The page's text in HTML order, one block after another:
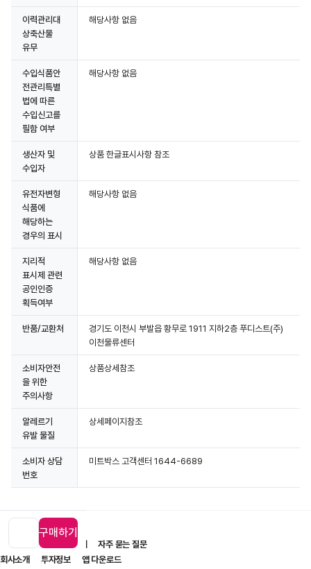
이력관리대
상축산물
유무
해당사항 없음
수입식품안
전관리특별
법에 따른
수입신고를
필함 여부
해당사항 없음
생산자 및
수입자
상품 한글표시사항 참조
유전자변형
식품에
해당하는
경우의 표시
해당사항 없음
지리적
표시제 관련
공인인증
획득여부
해당사항 없음
반품/교환처
경기도 이천시 부발읍 황무로 1911 지하2층 푸디스트(주)
이천물류센터
소비자안전
을 위한
주의사항
상품상세참조
알레르기
유발 물질
상세페이지참조
소비자 상담
번호
미트박스 고객센터 1644-6689
구매하기
입점 제휴 문의 1:1 문의
자주 묻는 질문
회사소개
투자정보 앱 다운로드